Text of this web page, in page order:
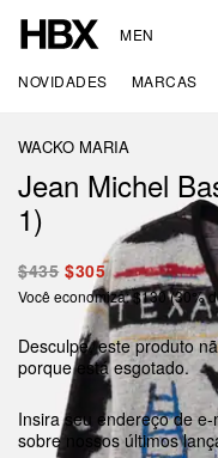
MEN
NOVIDADES MARCAS
WACKO MARIA
Jean Michel
1)
$435 $305
Você economiza: $130 (30%
Desculpe, este produto
porque está esgotado.
Insira seu endereço de
sobre nossos últimos